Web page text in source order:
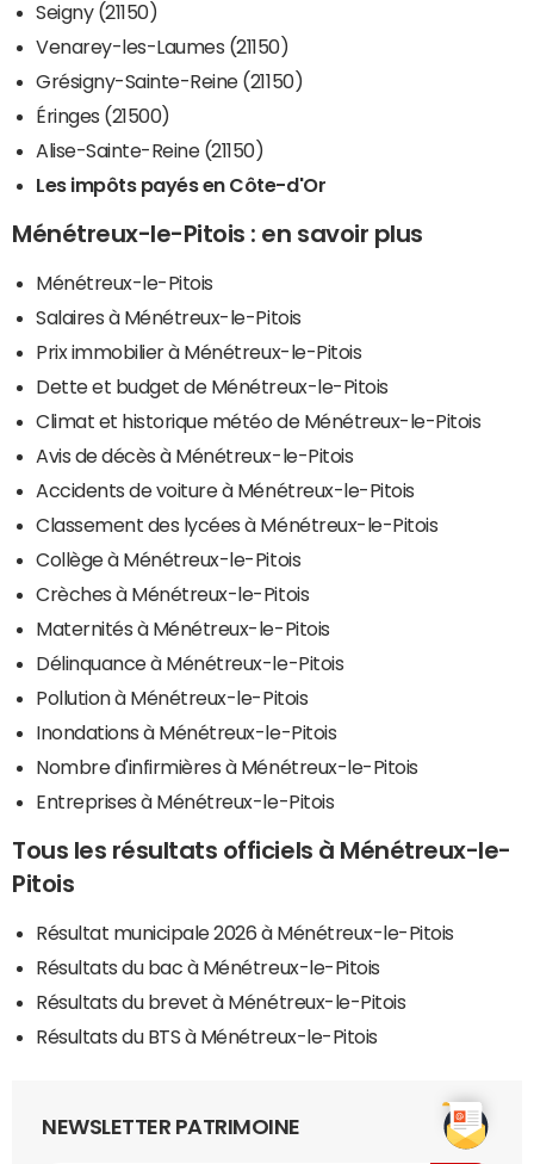
Seigny (21150)
Venarey-les-Laumes (21150)
Grésigny-Sainte-Reine (21150)
Éringes (21500)
Alise-Sainte-Reine (21150)
Les impôts payés en Côte-d'Or
Ménétreux-le-Pitois : en savoir plus
Ménétreux-le-Pitois
Salaires à Ménétreux-le-Pitois
Prix immobilier à Ménétreux-le-Pitois
Dette et budget de Ménétreux-le-Pitois
Climat et historique météo de Ménétreux-le-Pitois
Avis de décès à Ménétreux-le-Pitois
Accidents de voiture à Ménétreux-le-Pitois
Classement des lycées à Ménétreux-le-Pitois
Collège à Ménétreux-le-Pitois
Crèches à Ménétreux-le-Pitois
Maternités à Ménétreux-le-Pitois
Délinquance à Ménétreux-le-Pitois
Pollution à Ménétreux-le-Pitois
Inondations à Ménétreux-le-Pitois
Nombre d'infirmières à Ménétreux-le-Pitois
Entreprises à Ménétreux-le-Pitois
Tous les résultats officiels à Ménétreux-le-
Pitois
Résultat municipale 2026 à Ménétreux-le-Pitois
Résultats du bac à Ménétreux-le-Pitois
Résultats du brevet à Ménétreux-le-Pitois
Résultats du BTS à Ménétreux-le-Pitois
NEWSLETTER PATRIMOINE